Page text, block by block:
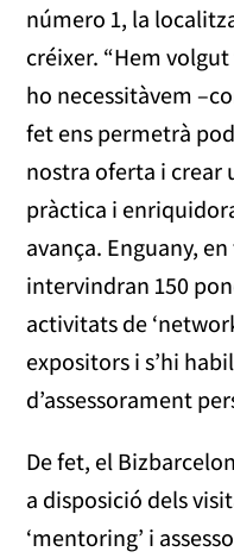
número 1, la
créixer. “Hem
ho necessitàvem
fet ens permetrà
nostra oferta i crear
pràctica i
avança. Enguany,
intervindran 150
activitats de
expositors i s’hi
d’assessorament
De fet, el
a disposició dels
‘mentoring’ i